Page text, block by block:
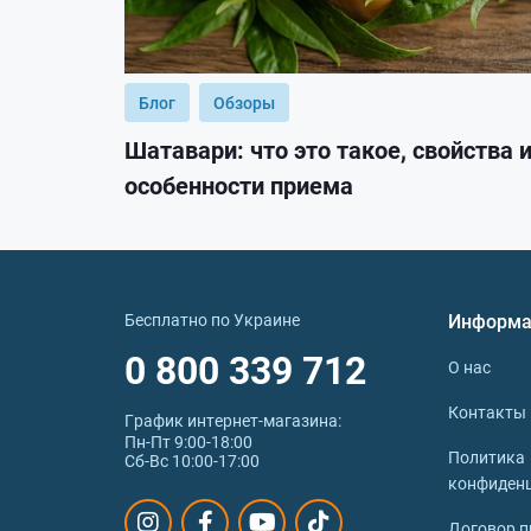
Блог Обзоры
Шатавари: что это такое, свойства и
особенности приема
Бесплатно по Украине
0 800 339 712
График интернет‑магазина:
Пн-Пт 9:00-18:00
Сб-Вс 10:00-17:00
О нас
Контакты
Политика